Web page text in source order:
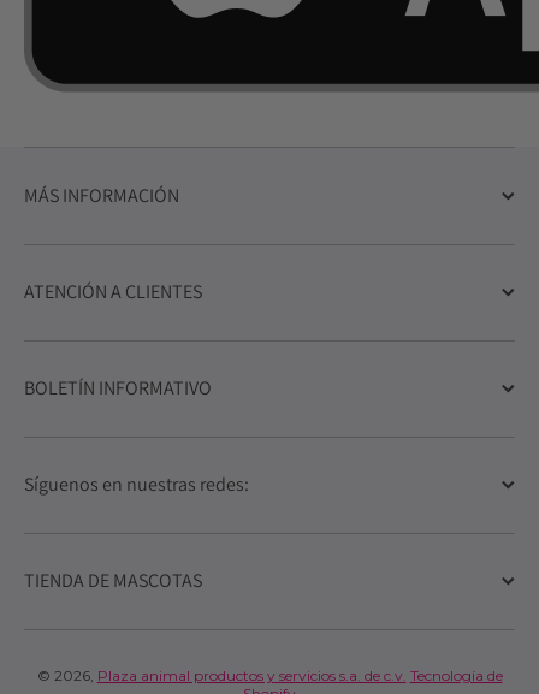
MÁS INFORMACIÓN
ATENCIÓN A CLIENTES
BOLETÍN INFORMATIVO
Síguenos en nuestras redes:
TIENDA DE MASCOTAS
© 2026, Plaza animal productos y servicios s.a. de c.v. Tecnología de